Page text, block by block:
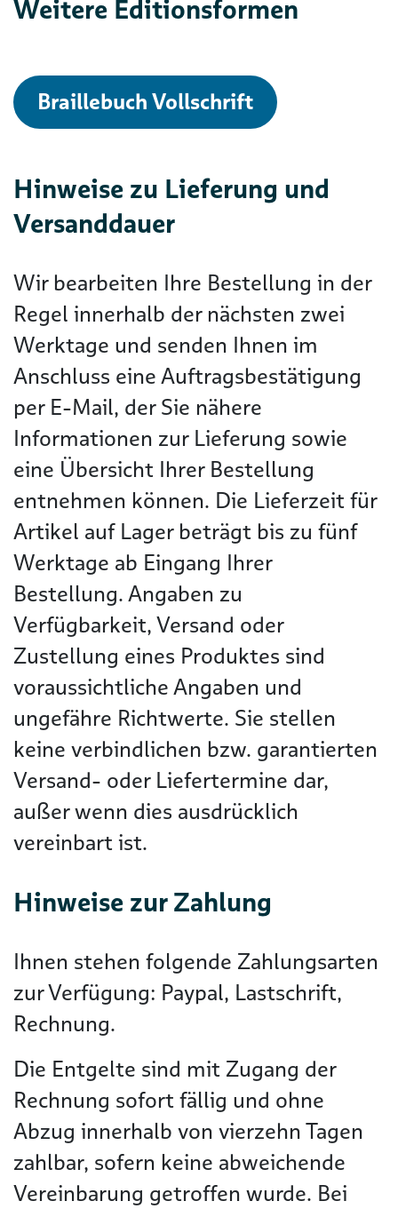
Weitere Editionsformen
Braillebuch Vollschrift
Hinweise zu Lieferung und
Versanddauer
Wir bearbeiten Ihre Bestellung in der
Regel innerhalb der nächsten zwei
Werktage und senden Ihnen im
Anschluss eine Auftragsbestätigung
per E-Mail, der Sie nähere
Informationen zur Lieferung sowie
eine Übersicht Ihrer Bestellung
entnehmen können. Die Lieferzeit für
Artikel auf Lager beträgt bis zu fünf
Werktage ab Eingang Ihrer
Bestellung. Angaben zu
Verfügbarkeit, Versand oder
Zustellung eines Produktes sind
voraussichtliche Angaben und
ungefähre Richtwerte. Sie stellen
keine verbindlichen bzw. garantierten
Versand- oder Liefertermine dar,
außer wenn dies ausdrücklich
vereinbart ist.
Hinweise zur Zahlung
Ihnen stehen folgende Zahlungsarten
zur Verfügung: Paypal, Lastschrift,
Rechnung.
Die Entgelte sind mit Zugang der
Rechnung sofort fällig und ohne
Abzug innerhalb von vierzehn Tagen
zahlbar, sofern keine abweichende
Vereinbarung getroffen wurde. Bei